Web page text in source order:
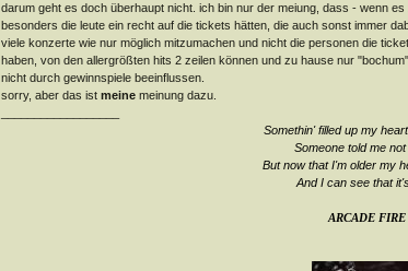
darum geht es doch überhaupt nicht. ich bin nur der meiung, dass - wenn
besonders die leute ein recht auf die tickets hätten, die auch sonst immer
viele konzerte wie nur möglich mitzumachen und nicht die personen die
haben, von den allergrößten hits 2 zeilen können und zu hause nur
nicht durch gewinnspiele beeinflussen.
sorry, aber das ist meinemeinung dazu.
Somethin' filled up my
Someone told me
But now that I'm older my
And I can see that
ARCADE FIRE